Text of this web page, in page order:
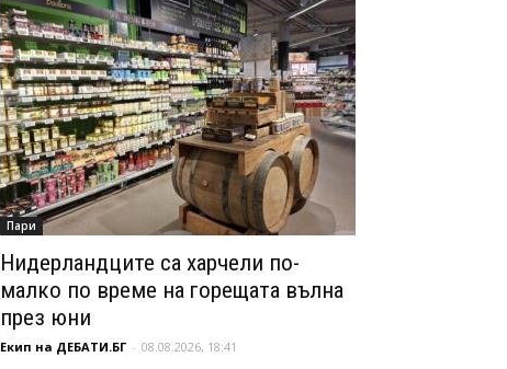
Пари
Нидерландците са харчели по-
малко по време на горещата вълна
през юни
Екип на ДЕБАТИ.БГ - 08.08.2026, 18:41